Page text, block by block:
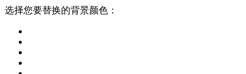
选择您要替换的背景颜色：